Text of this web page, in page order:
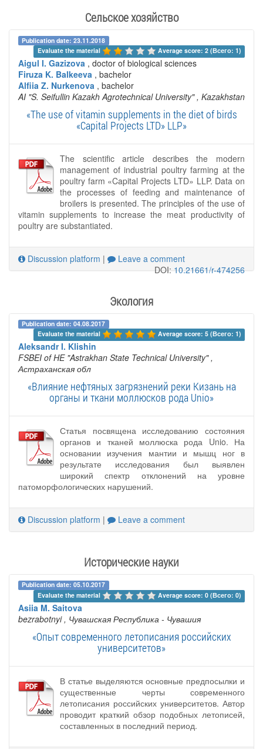
Сельское хозяйство
Publication date: 23.11.2018
Evaluate the material
Average score: 2 (Всего: 1)
Aigul I. Gazizova , doctor of biological sciences
Firuza K. Balkeeva , bachelor
Alfiia Z. Nurkenova , bachelor
AI "S. Seifullin Kazakh Agrotechnical University" , Kazakhstan
«The use of vitamin supplements in the diet of birds
«Capital Projects LTD» LLP»
The scientific article describes the modern
management of industrial poultry farming at the
poultry farm «Capital Projects LTD» LLP. Data on
the processes of feeding and maintenance of
broilers is presented. The principles of the use of
vitamin supplements to increase the meat productivity of
poultry are substantiated.
Discussion platform |
Leave a comment
DOI:10.21661/r-474256
Экология
Publication date: 04.08.2017
Evaluate the material
Average score: 5 (Всего: 1)
Aleksandr I. Klishin
FSBEI of HE "Astrakhan State Technical University" ,
Астраханская обл
«Влияние нефтяных загрязнений реки Кизань на
органы и ткани моллюсков рода Unio»
Статья посвящена исследованию состояния
органов и тканей моллюска рода Unio. На
основании изучения мантии и мышц ног в
результате исследования был выявлен
широкий спектр отклонений на уровне
патоморфологических нарушений.
Discussion platform | Leave a comment
Исторические науки
Publication date: 05.10.2017
Evaluate the material
Average score: 0 (Всего: 0)
Asiia M. Saitova
bezrabotnyi , Чувашская Республика - Чувашия
«Опыт современного летописания российских
университетов»
В статье выделяются основные предпосылки и
существенные черты современного
летописания российских университетов. Автор
проводит краткий обзор подобных летописей,
составленных в последний период.